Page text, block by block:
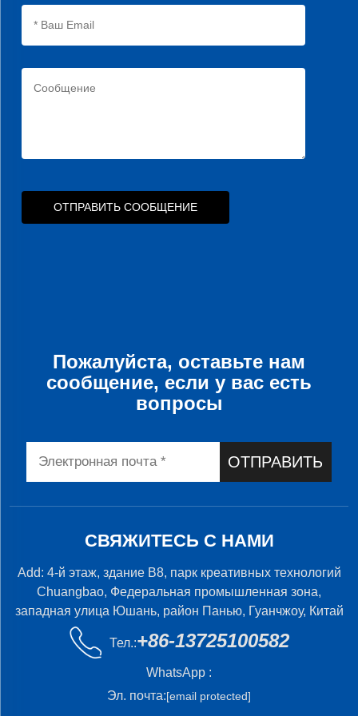
ОТПРАВИТЬ СООБЩЕНИЕ
Пожалуйста, оставьте нам
сообщение, если у вас есть
вопросы
ОТПРАВИТЬ
СВЯЖИТЕСЬ С НАМИ
Add: 4-й этаж, здание B8, парк креативных технологий
Chuangbao, Федеральная промышленная зона,
западная улица Юшань, район Панью, Гуанчжоу, Китай
Тел.:+86-13725100582
WhatsApp :
Эл. почта:[email protected]